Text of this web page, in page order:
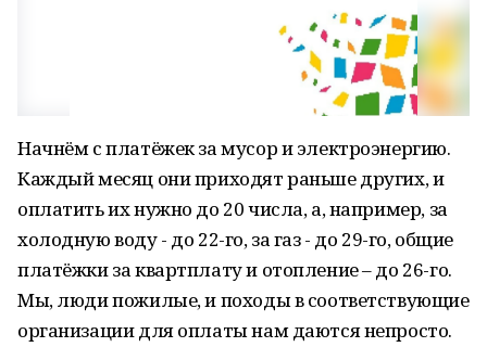
Начнём с платёжек за мусор и электроэнергию.
Каждый месяц они приходят раньше других, и
оплатить их нужно до 20 числа, а, например, за
холодную воду - до 22-го, за газ - до 29-го, общие
платёжки за квартплату и отопление – до 26-го.
Мы, люди пожилые, и походы в соответствующие
организации для оплаты нам даются непросто.